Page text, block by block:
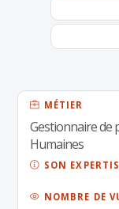
MÉTIER
Gestionnaire de
Humaines
SON
NOMBRE DE